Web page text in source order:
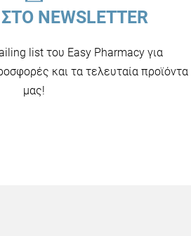
NEWSLETTER
list του Easy Pharmacy για
και τα τελευταία προϊόντα
μας!